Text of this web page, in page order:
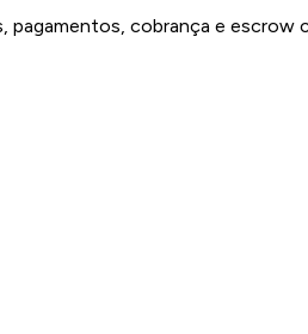
pagamentos, cobrança e escrow